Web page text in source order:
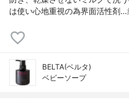
は使い心地重視の為界面活性剤…
BELTA(ベルタ)
ベビーソープ